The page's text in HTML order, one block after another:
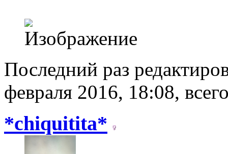
Последний раз
февраля 2016, 18:08,
*chiquitita*